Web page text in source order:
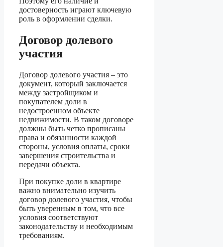
достоверность играют ключевую
роль в оформлении сделки.
Договор долевого
участия
Договор долевого участия – это
документ, который заключается
между застройщиком и
покупателем доли в
недостроенном объекте
недвижимости. В таком договоре
должны быть четко прописаны
права и обязанности каждой
стороны, условия оплаты, сроки
завершения строительства и
передачи объекта.
При покупке доли в квартире
важно внимательно изучить
договор долевого участия, чтобы
быть уверенным в том, что все
условия соответствуют
законодательству и необходимым
требованиям.